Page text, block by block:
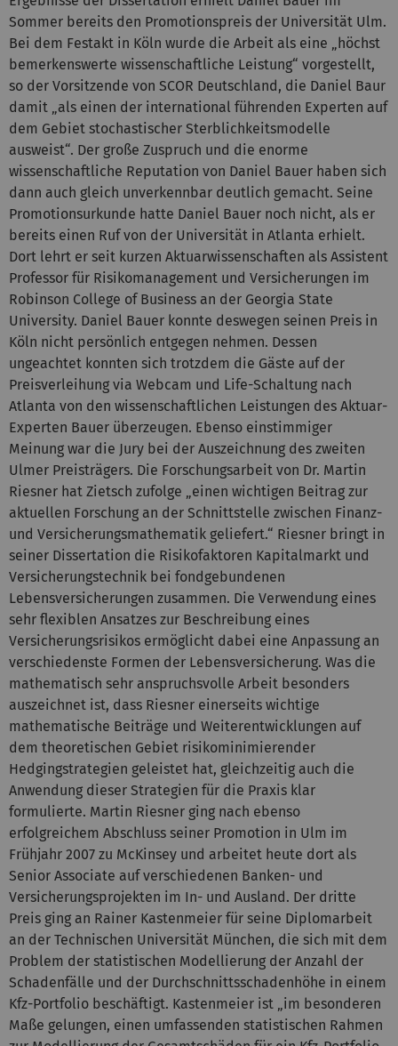
Sommer bereits den Promotionspreis der Universität Ulm.
Bei dem Festakt in Köln wurde die Arbeit als eine „höchst
bemerkenswerte wissenschaftliche Leistung“ vorgestellt,
so der Vorsitzende von SCOR Deutschland, die Daniel Baur
damit „als einen der international führenden Experten auf
dem Gebiet stochastischer Sterblichkeitsmodelle
ausweist“. Der große Zuspruch und die enorme
wissenschaftliche Reputation von Daniel Bauer haben sich
dann auch gleich unverkennbar deutlich gemacht. Seine
Promotionsurkunde hatte Daniel Bauer noch nicht, als er
bereits einen Ruf von der Universität in Atlanta erhielt.
Dort lehrt er seit kurzen Aktuarwissenschaften als Assistent
Professor für Risikomanagement und Versicherungen im
Robinson College of Business an der Georgia State
University. Daniel Bauer konnte deswegen seinen Preis in
Köln nicht persönlich entgegen nehmen. Dessen
ungeachtet konnten sich trotzdem die Gäste auf der
Preisverleihung via Webcam und Life-Schaltung nach
Atlanta von den wissenschaftlichen Leistungen des Aktuar-
Experten Bauer überzeugen. Ebenso einstimmiger
Meinung war die Jury bei der Auszeichnung des zweiten
Ulmer Preisträgers. Die Forschungsarbeit von Dr. Martin
Riesner hat Zietsch zufolge „einen wichtigen Beitrag zur
aktuellen Forschung an der Schnittstelle zwischen Finanz-
und Versicherungsmathematik geliefert.“ Riesner bringt in
seiner Dissertation die Risikofaktoren Kapitalmarkt und
Versicherungstechnik bei fondgebundenen
Lebensversicherungen zusammen. Die Verwendung eines
sehr flexiblen Ansatzes zur Beschreibung eines
Versicherungsrisikos ermöglicht dabei eine Anpassung an
verschiedenste Formen der Lebensversicherung. Was die
mathematisch sehr anspruchsvolle Arbeit besonders
auszeichnet ist, dass Riesner einerseits wichtige
mathematische Beiträge und Weiterentwicklungen auf
dem theoretischen Gebiet risikominimierender
Hedgingstrategien geleistet hat, gleichzeitig auch die
Anwendung dieser Strategien für die Praxis klar
formulierte. Martin Riesner ging nach ebenso
erfolgreichem Abschluss seiner Promotion in Ulm im
Frühjahr 2007 zu McKinsey und arbeitet heute dort als
Senior Associate auf verschiedenen Banken- und
Versicherungsprojekten im In- und Ausland. Der dritte
Preis ging an Rainer Kastenmeier für seine Diplomarbeit
an der Technischen Universität München, die sich mit dem
Problem der statistischen Modellierung der Anzahl der
Schadenfälle und der Durchschnittsschadenhöhe in einem
Kfz-Portfolio beschäftigt. Kastenmeier ist „im besonderen
Maße gelungen, einen umfassenden statistischen Rahmen